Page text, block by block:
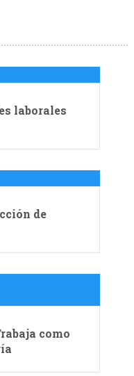
laborales
de
como